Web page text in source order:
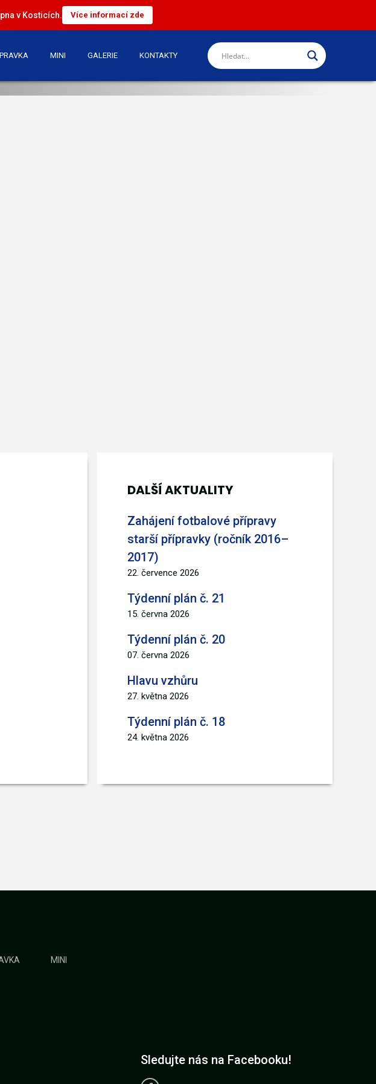
v Kosticích. Více informací zde
MINI GALERIE KONTAKTY
DALŠÍ AKTUALITY
Zahájení fotbalové přípravy
starší přípravky (ročník 2016–
2017)
22. července 2026
Týdenní plán č. 21
15. června 2026
Týdenní plán č. 20
07. června 2026
Hlavu vzhůru
27. května 2026
Týdenní plán č. 18
24. května 2026
MINI
Sledujte nás na Facebooku!